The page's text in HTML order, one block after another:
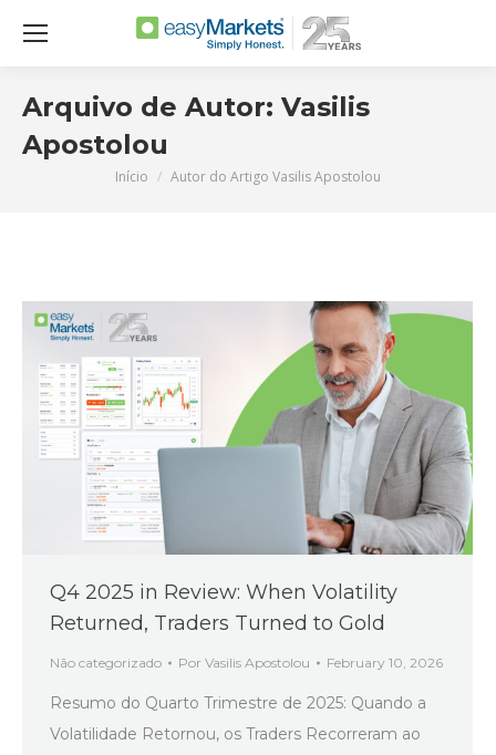
Arquivo de Autor: Vasilis
Apostolou
Você está aqui:
Início Autor do Artigo Vasilis Apostolou
Q4 2025 in Review: When Volatility
Returned, Traders Turned to Gold
Não categorizado Por Vasilis Apostolou February 10, 2026
Resumo do Quarto Trimestre de 2025: Quando a
Volatilidade Retornou, os Traders Recorreram ao